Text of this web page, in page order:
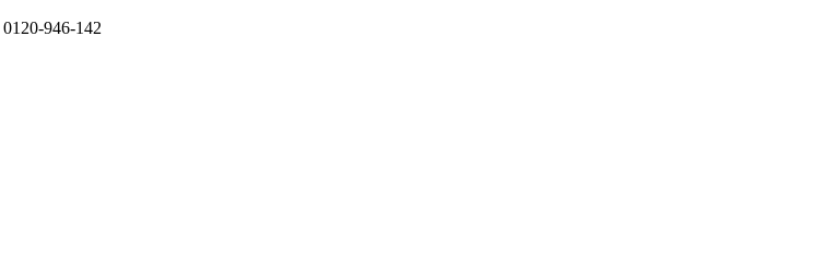
0120-946-142